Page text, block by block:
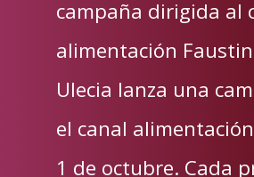
campaña dirigida al
alimentación
Ulecia lanza una
el canal
1 de octubre. Cada